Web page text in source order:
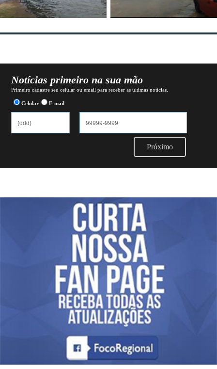
Notícias primeiro na sua mão
Primeiro cadastre seu celular ou email para receber as ultimas notícias.
Celular E-mail
Próximo